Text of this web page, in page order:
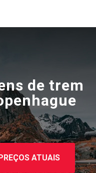
de trem
ATUAIS